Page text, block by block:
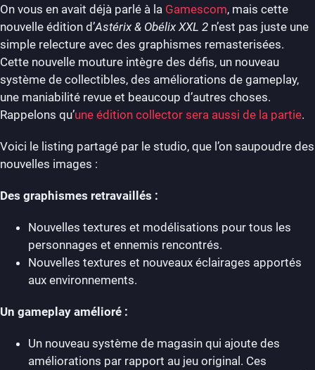
On vous en avait déjà parlé à la Gamescom, mais cette
nouvelle édition d’Astérix & Obélix XXL 2 n’est pas juste une
simple relecture avec des graphismes remasterisées.
Cette nouvelle mouture intègre des défis, un nouveau
système de collectibles, des améliorations de gameplay,
une maniabilité revue et beaucoup d’autres choses.
Rappelons qu’une édition collector sera aussi de la partie.
Voici le listing partagé par le studio, que l’on saupoudre des
nouvelles images :
Des graphismes retravaillés :
Nouvelles textures et modélisations pour tous les
personnages et ennemis rencontrés.
Nouvelles textures et nouveaux éclairages apportés
aux environnements.
Un gameplay amélioré :
Un nouveau système de magasin qui ajoute des
améliorations par rapport au jeu original. Ces